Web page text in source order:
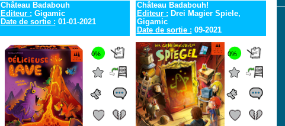
Château Badabouh
Editeur : Gigamic
Date de sortie : 01-01-2021
Château Badabouh!
Editeur : Drei Magier Spiele,
Gigamic
Date de sortie : 09-2021
0% 0%